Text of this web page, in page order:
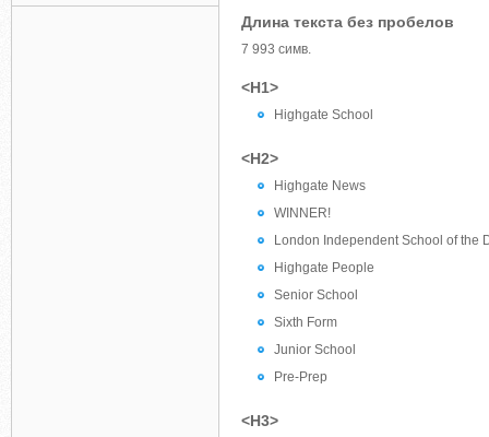
Длина текста без пробелов
7 993 симв.
<H1>
Highgate School
<H2>
Highgate News
WINNER!
London Independent School of the
Highgate People
Senior School
Sixth Form
Junior School
Pre-Prep
<H3>